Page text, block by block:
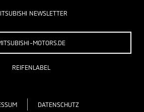
NEWSLETTER
MOTORS.DE
REIFENLABEL
DATENSCHUTZ